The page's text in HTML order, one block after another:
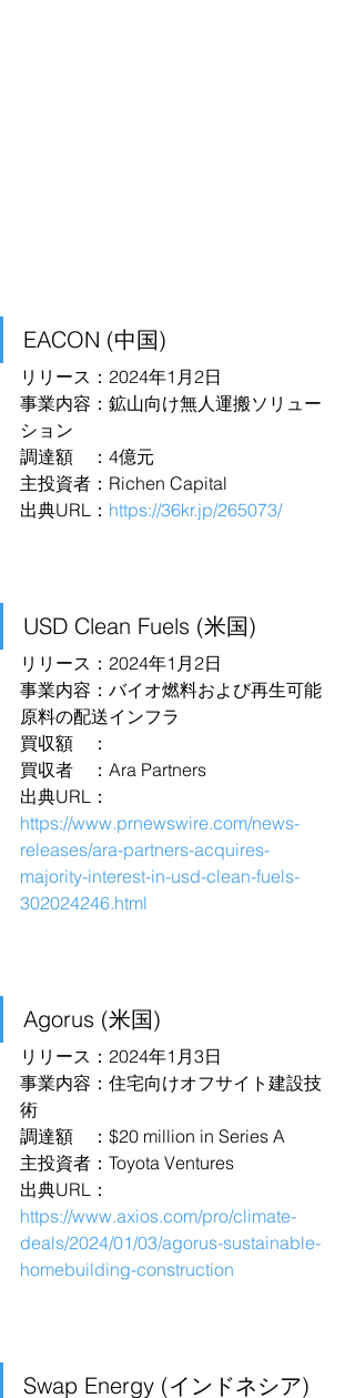
EACON (中国)
リリース：2024年1月2日
事業内容：鉱山向け無人運搬ソリュー
ション
調達額　：4億元
主投資者：Richen Capital
出典URL： https://36kr.jp/265073/
USD Clean Fuels (米国)
リリース：2024年1月2日
事業内容：バイオ燃料および再生可能
原料の配送インフラ
買収額　：
買収者　：Ara Partners
出典URL：
https://www.prnewswire.com/news-
releases/ara-partners-acquires-
majority-interest-in-usd-clean-fuels-
302024246.html
Agorus (米国)
リリース：2024年1月3日
事業内容：住宅向けオフサイト建設技
術
調達額　：$20 million in Series A
主投資者：Toyota Ventures
出典URL：
https://www.axios.com/pro/climate-
deals/2024/01/03/agorus-sustainable-
homebuilding-construction
Swap Energy (インドネシア)